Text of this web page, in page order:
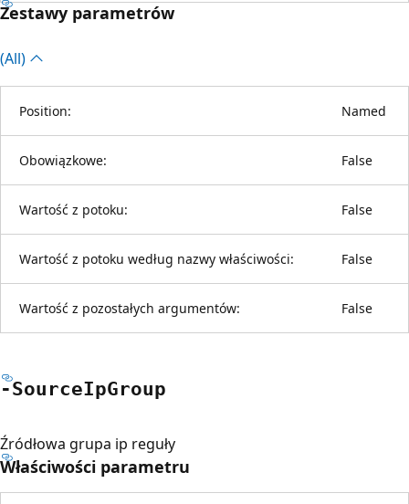
Zestawy parametrów
(All)
Position: Named
Obowiązkowe: False
Wartość z potoku: False
Wartość z potoku według nazwy właściwości: False
Wartość z pozostałych argumentów: False
-SourceIpGroup
Źródłowa grupa ip reguły
Właściwości parametru